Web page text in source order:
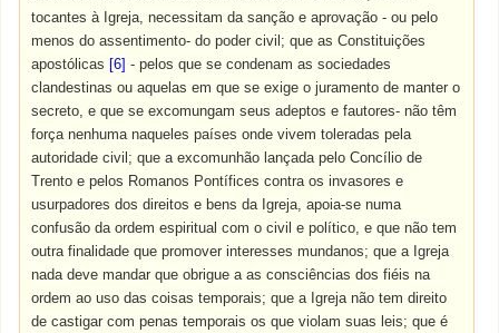
tocantes à Igreja, necessitam da sanção e aprovação - ou pelo
menos do assentimento- do poder civil; que as Constituições
apostólicas [6] - pelos que se condenam as sociedades
clandestinas ou aquelas em que se exige o juramento de manter o
secreto, e que se excomungam seus adeptos e fautores- não têm
força nenhuma naqueles países onde vivem toleradas pela
autoridade civil; que a excomunhão lançada pelo Concílio de
Trento e pelos Romanos Pontífices contra os invasores e
usurpadores dos direitos e bens da Igreja, apoia-se numa
confusão da ordem espiritual com o civil e político, e que não tem
outra finalidade que promover interesses mundanos; que a Igreja
nada deve mandar que obrigue a as consciências dos fiéis na
ordem ao uso das coisas temporais; que a Igreja não tem direito
de castigar com penas temporais os que violam suas leis; que é